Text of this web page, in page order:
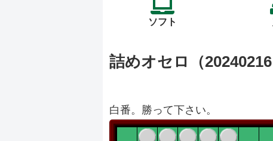
ソフト
詰めオセロ（20240216
白番。勝って下さい。